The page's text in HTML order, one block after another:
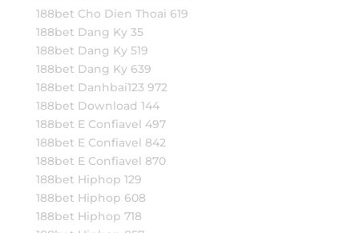
188bet Cho Dien Thoai 619
188bet Dang Ky 35
188bet Dang Ky 519
188bet Dang Ky 639
188bet Danhbai123 972
188bet Download 144
188bet E Confiavel 497
188bet E Confiavel 842
188bet E Confiavel 870
188bet Hiphop 129
188bet Hiphop 608
188bet Hiphop 718